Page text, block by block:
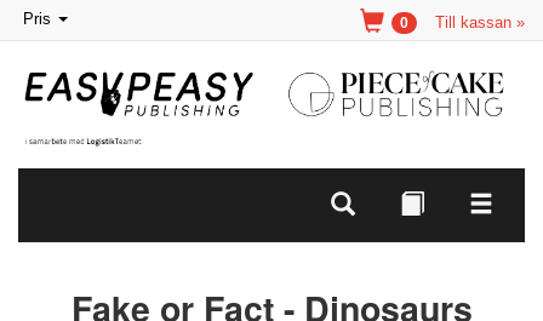
Toggle
navigation
Pris Till kassan »
0
Fake or Fact - Dinosaurs